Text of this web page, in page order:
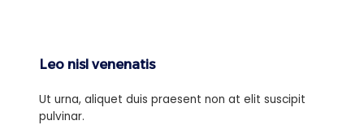
Leo nisl venenatis
Ut urna, aliquet duis praesent non at elit suscipit
pulvinar.